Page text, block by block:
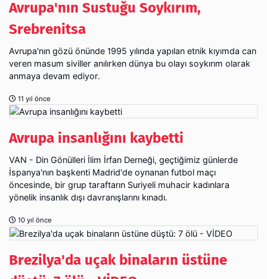
Avrupa'nın Sustuğu Soykırım,
Avrupa'nın gözü önünde 1995 yılında yapılan etnik kıyımda can
veren masum siviller anılırken dünya bu olayı soykırım olarak
anmaya devam ediyor.
11 yıl önce
Avrupa insanlığını kaybetti
VAN - Din Gönülleri İlim İrfan Derneği, geçtiğimiz günlerde
İspanya'nın başkenti Madrid'de oynanan futbol maçı
öncesinde, bir grup taraftarın Suriyeli muhacir kadınlara
yönelik insanlık dışı davranışlarını kınadı.
10 yıl önce
Brezilya'da uçak binaların üstüne